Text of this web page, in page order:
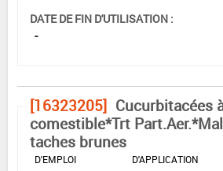
DATE DE FIN D'UTILISATION :
-
[16323205] Cucurbitacées
comestible*Trt
taches brunes
DOSE MAX
D'EMPLOI
D'APPLICATION